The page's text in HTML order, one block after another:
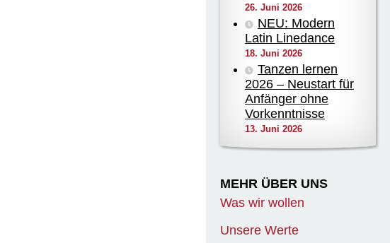
26. Juni 2026
NEU: Modern
Latin Linedance
18. Juni 2026
Tanzen lernen
2026 – Neustart für
Anfänger ohne
Vorkenntnisse
13. Juni 2026
MEHR ÜBER UNS
Was wir wollen
Unsere Werte